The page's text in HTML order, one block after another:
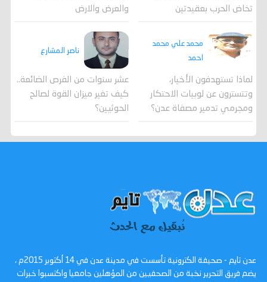
تخاض الحرب بعقيدتين
والعرض والارض
محمد علي محمد
احمد
لماذا تستهدفون الأخيار،
وتتسترون عن لوبيات الاحتكار
ومجرمي تدمير مصفاة عدن؟
ناصر المشارع
عشر سنوات من الفرص الضائعة..
كيف تغير ميزان القوة لصالح
الحوثيين؟
عدن تايم - صحيفة الكترونية تأسست في مدينة عدن في 14 أكتوبر 2015م ،
يضم فريق التحرير نخبة من الصحفيين من المؤهلين جامعيا واكتسبوا خبرات